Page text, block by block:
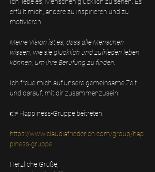
erfüllt mich, andere zu inspirieren und zu
motivieren.
Meine Vision ist es, dass alle Menschen
wissen, wie sie glücklich und zufrieden leben
können, um ihre Berufung zu finden.
Ich freue mich auf unsere gemeinsame Zeit
und darauf, mit dir zusammenzusein!
👉 Happiness-Gruppe beitreten:
https://www.claudiafriederich.com/group/hap
piness-gruppe
Herzliche Grüße,